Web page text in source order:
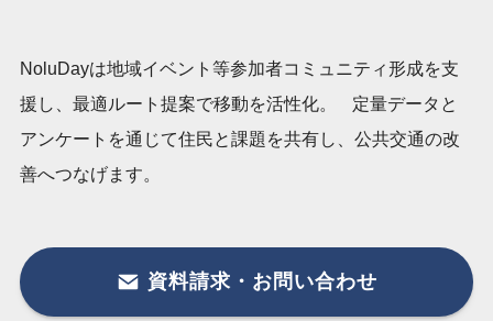
NoluDayは地域イベント等参加者コミュニティ形成を支
援し、最適ルート提案で移動を活性化。 定量データと
アンケートを通じて住民と課題を共有し、公共交通の改
善へつなげます。
資料請求・お問い合わせ